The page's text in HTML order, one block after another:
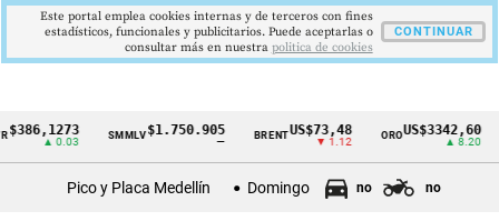
Cintillo
▲ 0.03
SMMLV$1.750.905 BRENT US$73,48
▼ 1.12
ORO US$3342,60
Pico y Placa Medellín Domingo no no
Este portal emplea cookies internas y de terceros con fines
estadísticos, funcionales y publicitarios. Puede aceptarlas o
consultar más en nuestra politica de cookies
CONTINUAR